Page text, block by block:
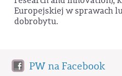
Europejskiej w sprawach
dobrobytu.
PW na Facebook